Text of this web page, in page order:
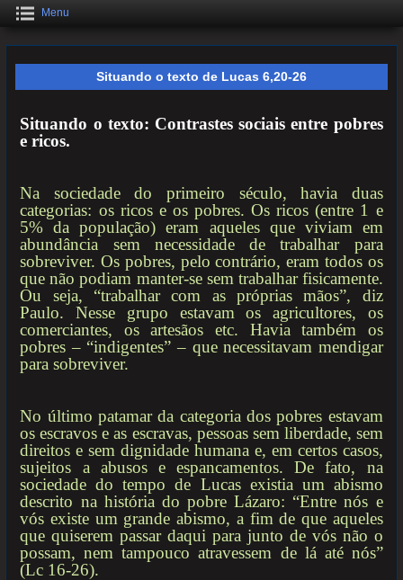
Menu
Situando o texto de Lucas 6,20-26
Situando o texto: Contrastes sociais entre pobres
e ricos.
Na sociedade do primeiro século, havia duas
categorias: os ricos e os pobres. Os ricos (entre 1 e
5% da população) eram aqueles que viviam em
abundância sem necessidade de trabalhar para
sobreviver. Os pobres, pelo contrário, eram todos os
que não podiam manter-se sem trabalhar fisicamente.
Ou seja, “trabalhar com as próprias mãos”, diz
Paulo. Nesse grupo estavam os agricultores, os
comerciantes, os artesãos etc. Havia também os
pobres – “indigentes” – que necessitavam mendigar
para sobreviver.
No último patamar da categoria dos pobres estavam
os escravos e as escravas, pessoas sem liberdade, sem
direitos e sem dignidade humana e, em certos casos,
sujeitos a abusos e espancamentos. De fato, na
sociedade do tempo de Lucas existia um abismo
descrito na história do pobre Lázaro: “Entre nós e
vós existe um grande abismo, a fim de que aqueles
que quiserem passar daqui para junto de vós não o
possam, nem tampouco atravessem de lá até nós”
(Lc 16-26).